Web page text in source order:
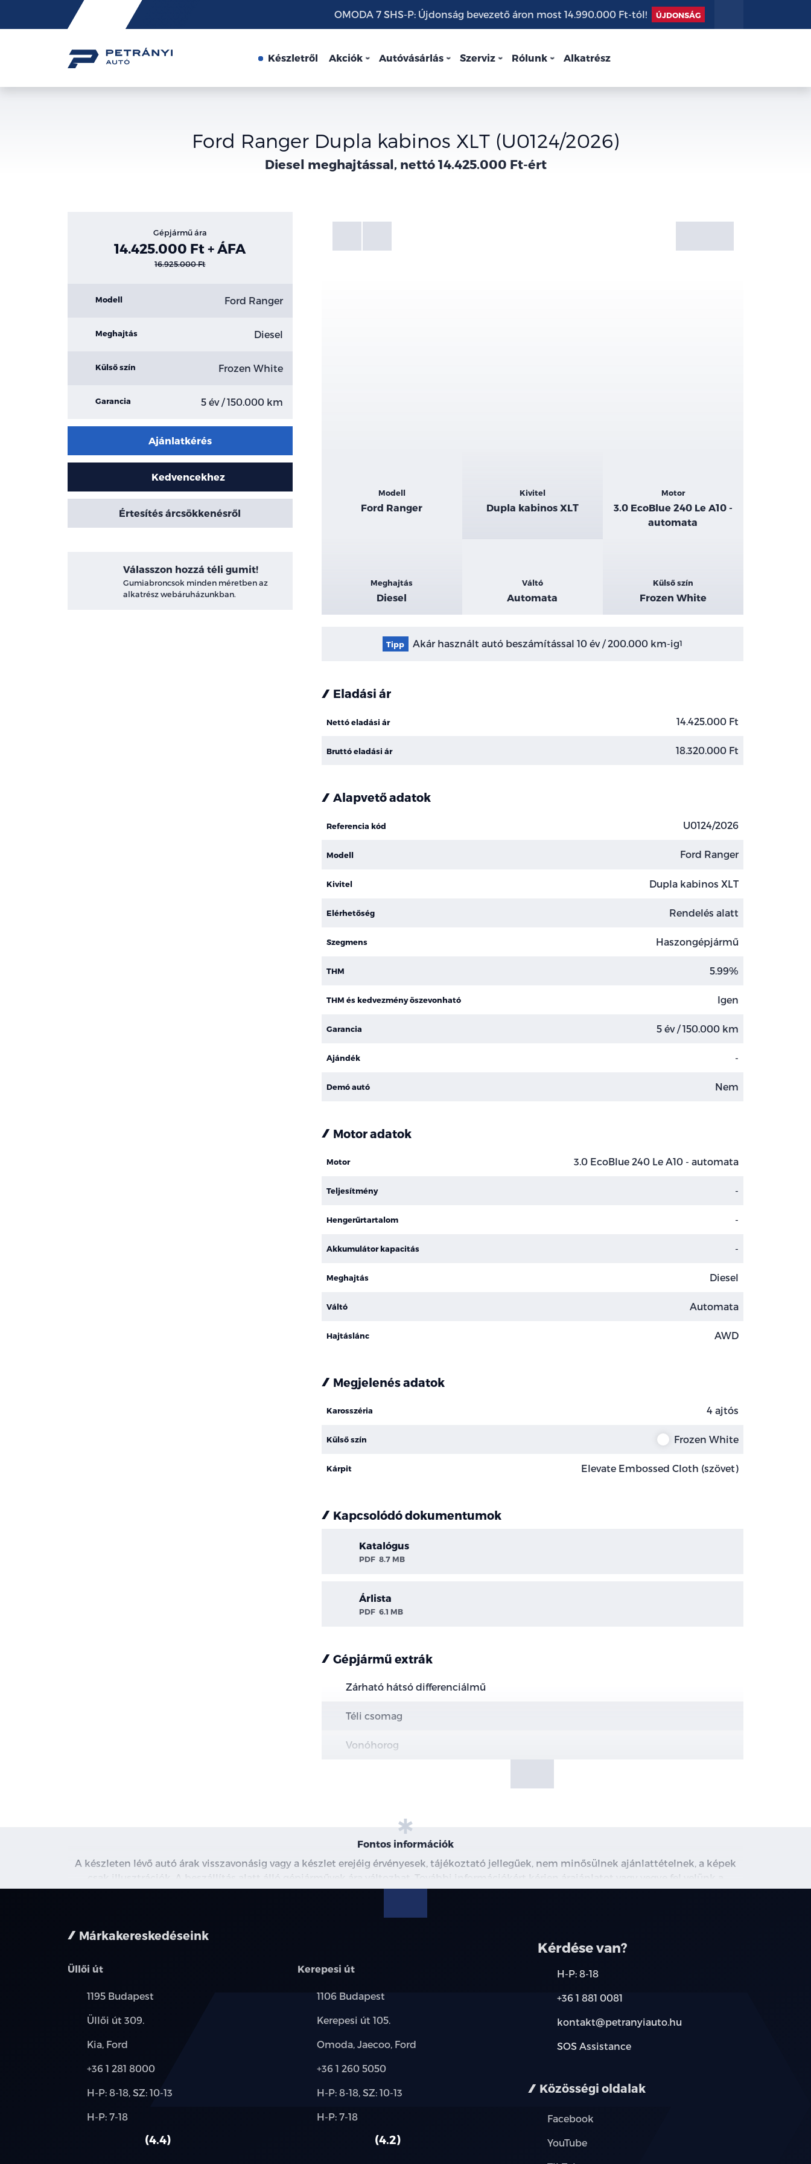
Friss
hírek
OMODA 7 SHS-P: Újdonság bevezető áron most 14.990.000 Ft-tól! ÚJDONSÁG
Készletről Akciók Autóvásárlás Szerviz Rólunk Alkatrész
Ford Ranger Dupla kabinos XLT (U0124/2026)
Diesel meghajtással, nettó 14.425.000 Ft-ért
Gépjármű ára
14.425.000 Ft + ÁFA
16.925.000 Ft
Modell Ford Ranger
Meghajtás Diesel
Külső szín Frozen White
Garancia 5 év / 150.000 km
Ajánlatkérés
Kedvencekhez
Értesítés árcsökkenésről
Válasszon hozzá téli gumit!
Gumiabroncsok minden méretben az
alkatrész webáruházunkban.
Galéria
Kiemelt
adatok
Modell
Ford Ranger
Kivitel
Dupla kabinos XLT
Motor
3.0 EcoBlue 240 Le A10 -
automata
Meghajtás
Diesel
Váltó
Automata
Külső szín
Frozen White
Tipp Akár használt autó beszámítással 10 év / 200.000 km-ig1
Eladási ár
Nettó eladási ár 14.425.000 Ft
Bruttó eladási ár 18.320.000 Ft
Alapvető adatok
Referencia kód U0124/2026
Modell Ford Ranger
Kivitel Dupla kabinos XLT
Elérhetőség Rendelés alatt
Szegmens Haszongépjármű
THM 5.99%
THM és kedvezmény öszevonható Igen
Garancia 5 év / 150.000 km
Ajándék -
Demó autó Nem
Motor adatok
Motor 3.0 EcoBlue 240 Le A10 - automata
Teljesítmény -
Hengerűrtartalom -
Akkumulátor kapacitás -
Meghajtás Diesel
Váltó Automata
Hajtáslánc AWD
Megjelenés adatok
Karosszéria 4 ajtós
Külső szín Frozen White
Kárpit Elevate Embossed Cloth (szövet)
Kapcsolódó dokumentumok
Katalógus
PDF 8.7 MB
Árlista
PDF 6.1 MB
Gépjármű extrák
Zárható hátsó differenciálmű
Téli csomag
Vonóhorog
Fontos információk
A készleten lévő autó árak visszavonásig vagy a készlet erejéig érvényesek, tájékoztató jellegűek, nem minősülnek ajánlattételnek, a képek
csak illusztrációk. A beszállítás alatt álló gépjárművek ára változhat. További információkért kérjen árajánlatot vagy vegye fel velünk a
kapcsolatot. A használt autó beszámítás részleteiről, kérjük, érdeklődjön munkatársainknál. A meghirdetett induló THM tájékoztató jellegű,
Márkakereskedéseink
Üllői út
Település:
1195 Budapest
Cím:
Üllői út 309.
Márkák:
Kia, Ford
Telefon:
+36 1 281 8000
Új-
használt
H-P: 8-18, SZ: 10-13
Alkatrész,
H-P: 7-18
4.4
Kerepesi út
Település:
1106 Budapest
Cím:
Kerepesi út 105.
Márkák:
Omoda, Jaecoo, Ford
Telefon:
+36 1 260 5050
Új-
használt
H-P: 8-18, SZ: 10-13
Alkatrész,
H-P: 7-18
4.2
Kérdése van?
H-P: 8-18
+36 1 881 0081
kontakt@petranyiauto.hu
SOS Assistance
Közösségi oldalak
Facebook
YouTube